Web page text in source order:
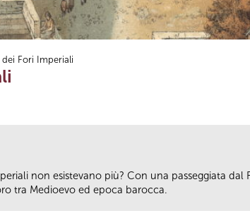
Fori Imperiali
non esistevano più? Con una passeggiata dal
tra Medioevo ed epoca barocca.